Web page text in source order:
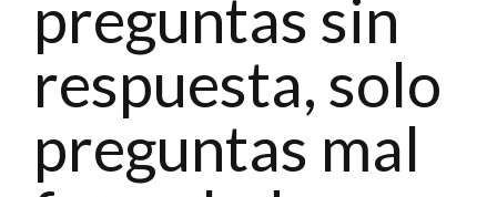
preguntas sin
respuesta, solo
preguntas mal